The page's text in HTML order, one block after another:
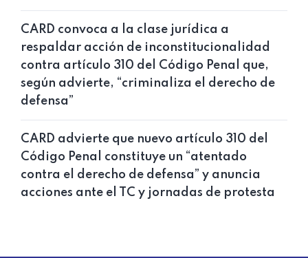
CARD convoca a la clase jurídica a
respaldar acción de inconstitucionalidad
contra artículo 310 del Código Penal que,
según advierte, “criminaliza el derecho de
defensa”
CARD advierte que nuevo artículo 310 del
Código Penal constituye un “atentado
contra el derecho de defensa” y anuncia
acciones ante el TC y jornadas de protesta